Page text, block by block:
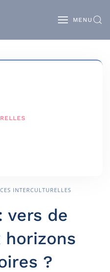
MENU
INTERCULTURELLES
vers de
horizons
?